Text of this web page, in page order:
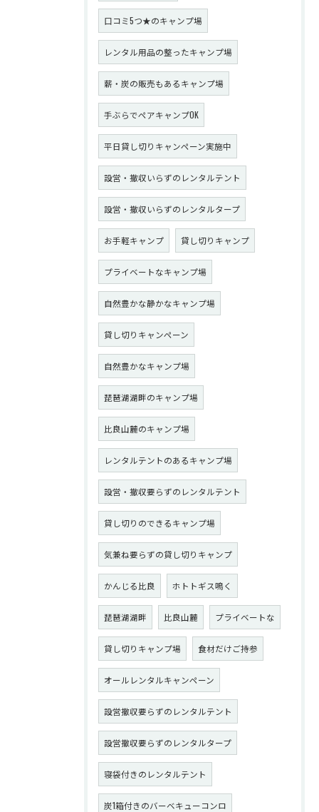
口コミ5つ★のキャンプ場
レンタル用品の整ったキャンプ場
薪・炭の販売もあるキャンプ場
手ぶらでペアキャンプOK
平日貸し切りキャンペーン実施中
設営・撤収いらずのレンタルテント
設営・撤収いらずのレンタルタープ
お手軽キャンプ 貸し切りキャンプ
プライベートなキャンプ場
自然豊かな静かなキャンプ場
貸し切りキャンペーン
自然豊かなキャンプ場
琵琶湖湖畔のキャンプ場
比良山麓のキャンプ場
レンタルテントのあるキャンプ場
設営・撤収要らずのレンタルテント
貸し切りのできるキャンプ場
気兼ね要らずの貸し切りキャンプ
かんじる比良 ホトトギス鳴く
琵琶湖湖畔 比良山麓 プライベートな
貸し切りキャンプ場 食材だけご持参
オールレンタルキャンペーン
設営撤収要らずのレンタルテント
設営撤収要らずのレンタルタープ
寝袋付きのレンタルテント
炭1箱付きのバーベキューコンロ